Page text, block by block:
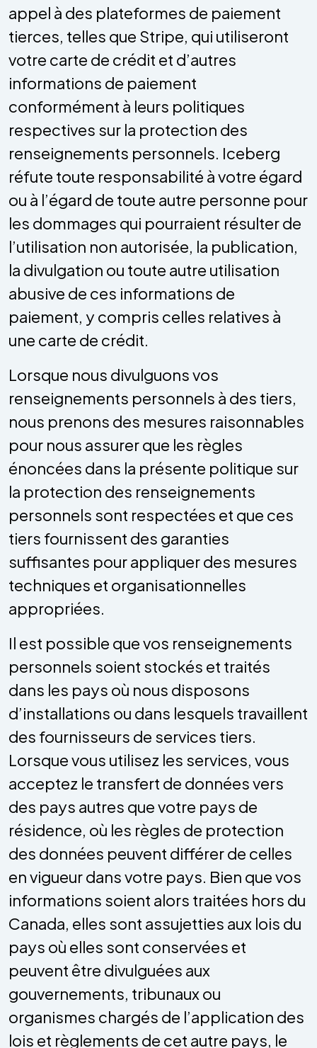
appel à des plateformes de paiement
tierces, telles que Stripe, qui utiliseront
votre carte de crédit et d’autres
informations de paiement
conformément à leurs politiques
respectives sur la protection des
renseignements personnels. Iceberg
réfute toute responsabilité à votre égard
ou à l’égard de toute autre personne pour
les dommages qui pourraient résulter de
l’utilisation non autorisée, la publication,
la divulgation ou toute autre utilisation
abusive de ces informations de
paiement, y compris celles relatives à
une carte de crédit.
Lorsque nous divulguons vos
renseignements personnels à des tiers,
nous prenons des mesures raisonnables
pour nous assurer que les règles
énoncées dans la présente politique sur
la protection des renseignements
personnels sont respectées et que ces
tiers fournissent des garanties
suffisantes pour appliquer des mesures
techniques et organisationnelles
appropriées.
Il est possible que vos renseignements
personnels soient stockés et traités
dans les pays où nous disposons
d’installations ou dans lesquels travaillent
des fournisseurs de services tiers.
Lorsque vous utilisez les services, vous
acceptez le transfert de données vers
des pays autres que votre pays de
résidence, où les règles de protection
des données peuvent différer de celles
en vigueur dans votre pays. Bien que vos
informations soient alors traitées hors du
Canada, elles sont assujetties aux lois du
pays où elles sont conservées et
peuvent être divulguées aux
gouvernements, tribunaux ou
organismes chargés de l’application des
lois et règlements de cet autre pays, le